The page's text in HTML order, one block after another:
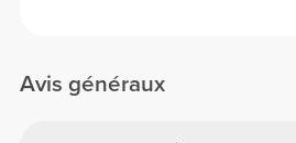
Avis généraux